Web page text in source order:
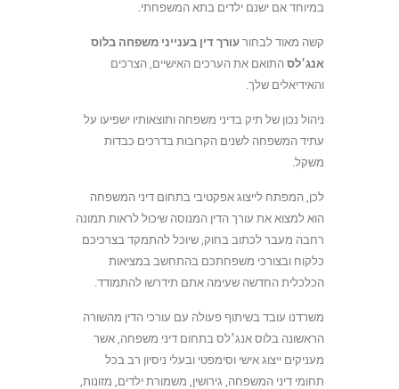
במיוחד אם ישנם ילדים בתא המשפחתי.
קשה מאוד לבחור עורך דין בענייני משפחה בלוס
אנג׳לס התואם את הערכים האישיים, הצרכים
והאידיאלים שלך.
ניהול נכון של תיק בדיני משפחה ותוצאותיו ישפיעו על
עתיד המשפחה לשנים הקרובות בדרכים כבדות
משקל.
לכן, המפתח לייצוג אפקטיבי בתחום דיני המשפחה
הוא למצוא את עורך הדין המנוסה שיכול לראות תמונה
רחבה מעבר לכתוב בחוק, שיוכל להתמקד בצרכיכם
כלקוח ובצורכי משפחתכם בהתחשב במציאות
הכלכלית החדשה שעימה אתם תידרשו להתמודד.
משרדנו עובד בשיתוף פעולה עם עורכי הדין מהשורה
הראשונה בלוס אנג׳לס בתחום דיני משפחה, אשר
מעניקים ייצוג אישי וסימפטי ובעלי ניסיון רב בכל
תחומי דיני המשפחה, גירושין, משמורת ילדים, מזונות,